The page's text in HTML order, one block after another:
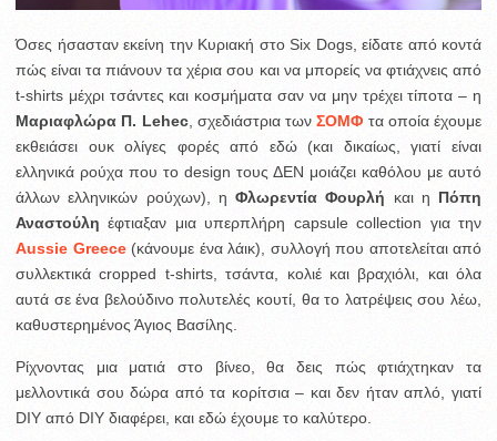
Όσες ήσασταν εκείνη την Κυριακή στο Six Dogs, είδατε από κοντά
πώς είναι τα πιάνουν τα χέρια σου και να μπορείς να φτιάχνεις από
t-shirts μέχρι τσάντες και κοσμήματα σαν να μην τρέχει τίποτα – η
Μαριαφλώρα Π. Lehec, σχεδιάστρια τωνΣΟΜΦ τα οποία έχουμε
εκθειάσει ουκ ολίγες φορές από εδώ (και δικαίως, γιατί είναι
ελληνικά ρούχα που το design τους ΔΕΝ μοιάζει καθόλου με αυτό
άλλων ελληνικών ρούχων), η Φλωρεντία Φουρλή και η Πόπη
Αναστούλη έφτιαξαν μια υπερπλήρη capsule collection για την
Aussie Greece(κάνουμε ένα λάικ), συλλογή που αποτελείται από
συλλεκτικά cropped t-shirts, τσάντα, κολιέ και βραχιόλι, και όλα
αυτά σε ένα βελούδινο πολυτελές κουτί, θα το λατρέψεις σου λέω,
καθυστερημένος Άγιος Βασίλης.
Ρίχνοντας μια ματιά στο βίνεο, θα δεις πώς φτιάχτηκαν τα
μελλοντικά σου δώρα από τα κορίτσια – και δεν ήταν απλό, γιατί
DIY από DIY διαφέρει, και εδώ έχουμε το καλύτερο.